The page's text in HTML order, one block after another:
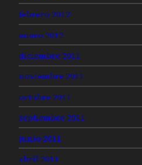
febrero 2012
enero 2012
diciembre 2011
noviembre 2011
octubre 2011
septiembre 2011
junio 2011
abril 2011